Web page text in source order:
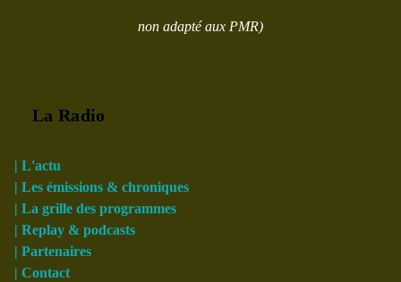
non adapté aux PMR)
La Radio
| L'actu
| Les émissions & chroniques
| La grille des programmes
| Replay & podcasts
| Partenaires
| Contact